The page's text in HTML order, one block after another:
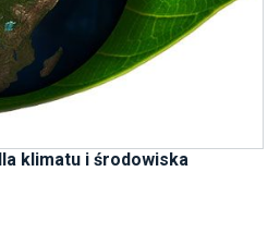
klimatu i środowiska